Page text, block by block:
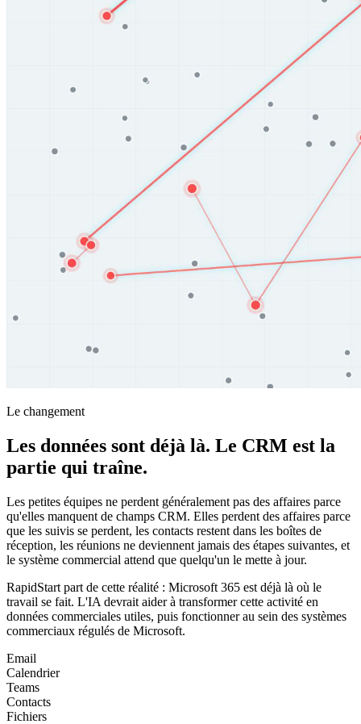
Le changement
Les données sont déjà là. Le CRM est la
partie qui traîne.
Les petites équipes ne perdent généralement pas des affaires parce
qu'elles manquent de champs CRM. Elles perdent des affaires parce
que les suivis se perdent, les contacts restent dans les boîtes de
réception, les réunions ne deviennent jamais des étapes suivantes, et
le système commercial attend que quelqu'un le mette à jour.
RapidStart part de cette réalité : Microsoft 365 est déjà là où le
travail se fait. L'IA devrait aider à transformer cette activité en
données commerciales utiles, puis fonctionner au sein des systèmes
commerciaux régulés de Microsoft.
Email
Calendrier
Teams
Contacts
Fichiers